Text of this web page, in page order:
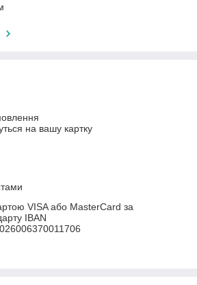
на вашу картку
VISA або MasterCard за
IBAN